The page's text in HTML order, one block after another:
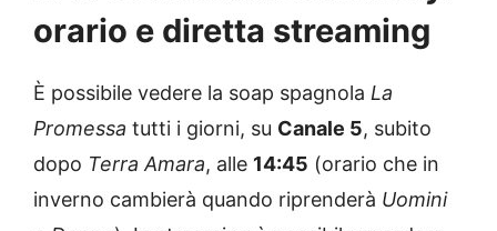
orario e diretta streaming
È possibile vedere la soap spagnola La
Promessa tutti i giorni, su Canale 5, subito
dopo Terra Amara, alle 14:45 (orario che in
inverno cambierà quando riprenderà Uomini